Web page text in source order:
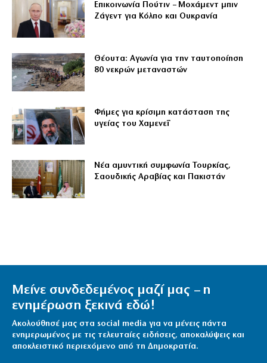
Επικοινωνία Πούτιν – Μοχάμεντ μπιν
Ζάγεντ για Κόλπο και Ουκρανία
Θέουτα: Αγωνία για την ταυτοποίηση
80 νεκρών μεταναστών
Φήμες για κρίσιμη κατάσταση της
υγείας του Χαμενεΐ
Νέα αμυντική συμφωνία Τουρκίας,
Σαουδικής Αραβίας και Πακιστάν
Μείνε συνδεδεμένος μαζί μας – η
ενημέρωση ξεκινά εδώ!
Ακολούθησέ μας στα social media για να μένεις πάντα
ενημερωμένος με τις τελευταίες ειδήσεις, αποκαλύψεις και
αποκλειστικό περιεχόμενο από τη Δημοκρατία.